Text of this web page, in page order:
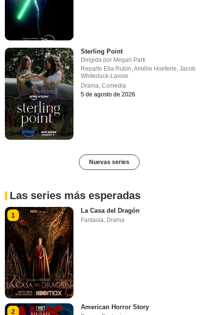
Sterling Point
Dirigida por Megan Park
Reparto Ella Rubin,Amélie Hoeferle,Jacob
Whiteduck-Lavoie
Drama,Comedia
5 de agosto de 2026
Nuevas series
Las series más esperadas
1
La Casa del Dragón
Fantasía Drama
2
American Horror Story